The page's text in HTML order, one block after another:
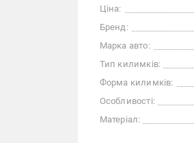
Ціна:
Бренд:
Марка авто:
Тип килимків:
Форма килимків:
Особливості:
Матеріал: